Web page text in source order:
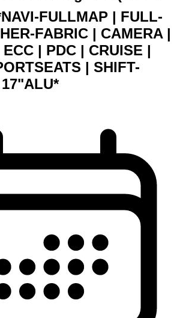
FULLMAP | FULL-
FABRIC | CAMERA |
| PDC | CRUISE |
| SHIFT-